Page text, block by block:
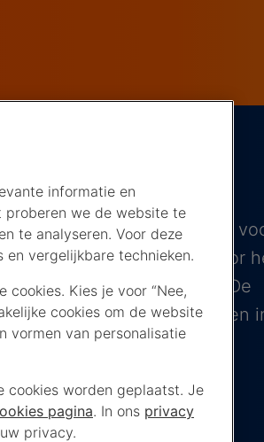
Kuip de uitzwaaiwedstrijd
land is ook geplaatst voor
Jordanië en Oostenrijk. De
live op NPO 1, NOS live en
1 bij Ziggo
informatie en
proberen we de website te
te analyseren. Voor deze
vergelijkbare technieken.
cookies. Kies je voor “Nee,
cookies om de website
vormen van personalisatie
cookies worden geplaatst. Je
pagina. In ons privacy
privacy.